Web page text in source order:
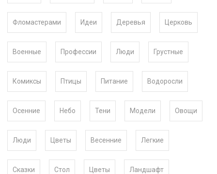
Фломастерами Идеи Деревья Церковь
Военные Профессии Люди Грустные
Комиксы Птицы Питание Водоросли
Осенние Небо Тени Модели Овощи
Люди Цветы Весенние Легкие
Сказки Стол Цветы Ландшафт